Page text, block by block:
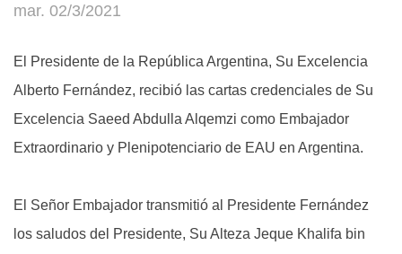
mar. 02/3/2021
El Presidente de la República Argentina, Su Excelencia
Alberto Fernández, recibió las cartas credenciales de Su
Excelencia Saeed Abdulla Alqemzi como Embajador
Extraordinario y Plenipotenciario de EAU en Argentina.
El Señor Embajador transmitió al Presidente Fernández
los saludos del Presidente, Su Alteza Jeque Khalifa bin